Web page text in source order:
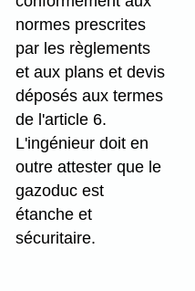
normes prescrites
par les règlements
et aux plans et devis
déposés aux termes
de l'article 6.
L'ingénieur doit en
outre attester que le
gazoduc est
étanche et
sécuritaire.